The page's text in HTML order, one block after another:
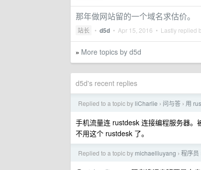
那年做网站留的一个域名求估价。
站长 • d5d • Apr 15, 2016 • Lastly replied
» More topics by d5d
d5d's recent replies
Replied to a topic by liCharlie › 问与答 › 用
手机流量连 rustdesk 连接编程服务器。
不用这个 rustdesk 了。
Replied to a topic by michaelliuyang › 程序员